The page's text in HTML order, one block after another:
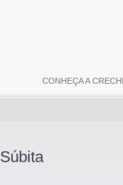
CONHEÇA A